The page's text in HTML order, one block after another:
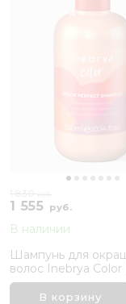
1 555 руб.
В наличии
Шампунь для
волос Inebrya
Shampoo, 300 мл
В корзину